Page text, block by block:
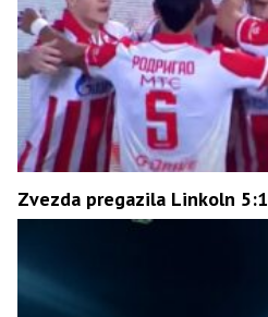
Zvezda pregazila Linkoln 5:1